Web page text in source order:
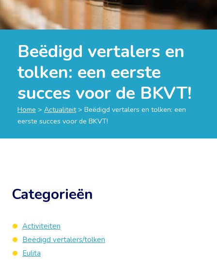
Beëdigd vertalers en
tolken: een eerste
succes voor de BKVT!
Home > Actualiteit> Beëdigd vertalers en tolken: een
eerste succes voor de BKVT!
Categorieën
Activiteiten
Beëdigd vertalers/tolken
Eulita